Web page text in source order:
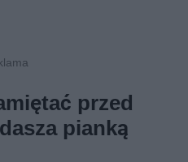
przed
pianką